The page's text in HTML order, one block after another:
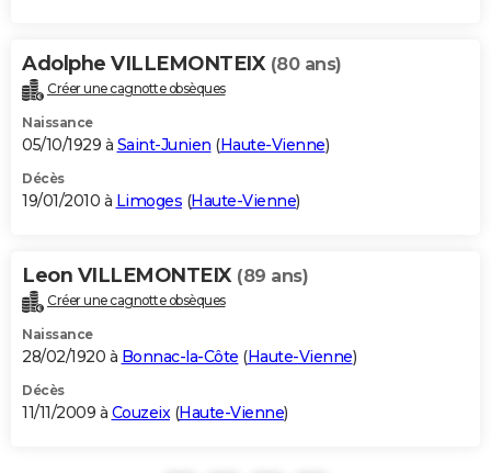
Adolphe VILLEMONTEIX (80 ans)
Créer une cagnotte obsèques
Naissance
05/10/1929 à Saint-Junien (Haute-Vienne)
Décès
19/01/2010 à Limoges (Haute-Vienne)
Leon VILLEMONTEIX (89 ans)
Créer une cagnotte obsèques
Naissance
28/02/1920 à Bonnac-la-Côte (Haute-Vienne)
Décès
11/11/2009 à Couzeix (Haute-Vienne)